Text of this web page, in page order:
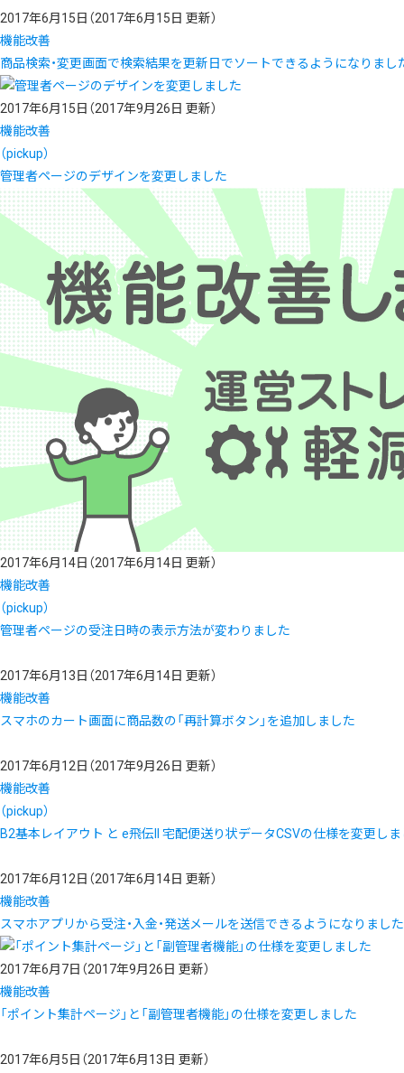
2017年6月15日 （2017年6月15日 更新）
機能改善
商品検索・変更画面で検索結果を更新日でソートできるようになりまし
2017年6月15日 （2017年9月26日 更新）
機能改善
（pickup）
管理者ページのデザインを変更しました
2017年6月14日 （2017年6月14日 更新）
機能改善
（pickup）
管理者ページの受注日時の表示方法が変わりました
2017年6月13日 （2017年6月14日 更新）
機能改善
スマホのカート画面に商品数の「再計算ボタン」を追加しました
2017年6月12日 （2017年9月26日 更新）
機能改善
（pickup）
B2基本レイアウト と e飛伝II 宅配便送り状データCSVの仕様を変更し
2017年6月12日 （2017年6月14日 更新）
機能改善
スマホアプリから受注・入金・発送メールを送信できるようになりました
2017年6月7日 （2017年9月26日 更新）
機能改善
「ポイント集計ページ」と「副管理者機能」の仕様を変更しました
2017年6月5日 （2017年6月13日 更新）